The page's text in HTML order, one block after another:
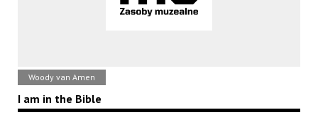
Woody van Amen
I am in the Bible